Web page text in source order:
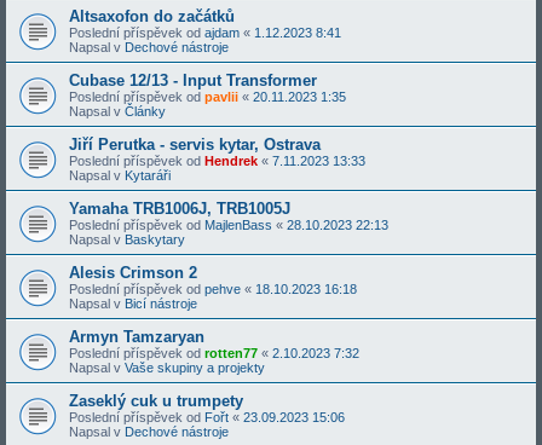
Altsaxofon do začátků
Poslední příspěvek od ajdam « 1.12.2023 8:41
Napsal v Dechové nástroje
Cubase 12/13 - Input Transformer
Poslední příspěvek od pavlii « 20.11.2023 1:35
Napsal v Články
Jiří Perutka - servis kytar, Ostrava
Poslední příspěvek od Hendrek « 7.11.2023 13:33
Napsal v Kytaráři
Yamaha TRB1006J, TRB1005J
Poslední příspěvek od MajlenBass « 28.10.2023 22:13
Napsal v Baskytary
Alesis Crimson 2
Poslední příspěvek od pehve « 18.10.2023 16:18
Napsal v Bicí nástroje
Armyn Tamzaryan
Poslední příspěvek od rotten77 « 2.10.2023 7:32
Napsal v Vaše skupiny a projekty
Zaseklý cuk u trumpety
Poslední příspěvek od Fořt « 23.09.2023 15:06
Napsal v Dechové nástroje